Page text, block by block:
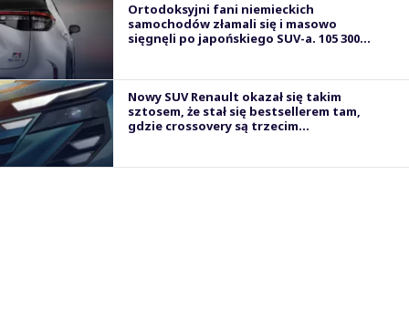
Ortodoksyjni fani niemieckich
samochodów złamali się i masowo
sięgnęli po japońskiego SUV-a. 105 300...
Nowy SUV Renault okazał się takim
sztosem, że stał się bestsellerem tam,
gdzie crossovery są trzecim...